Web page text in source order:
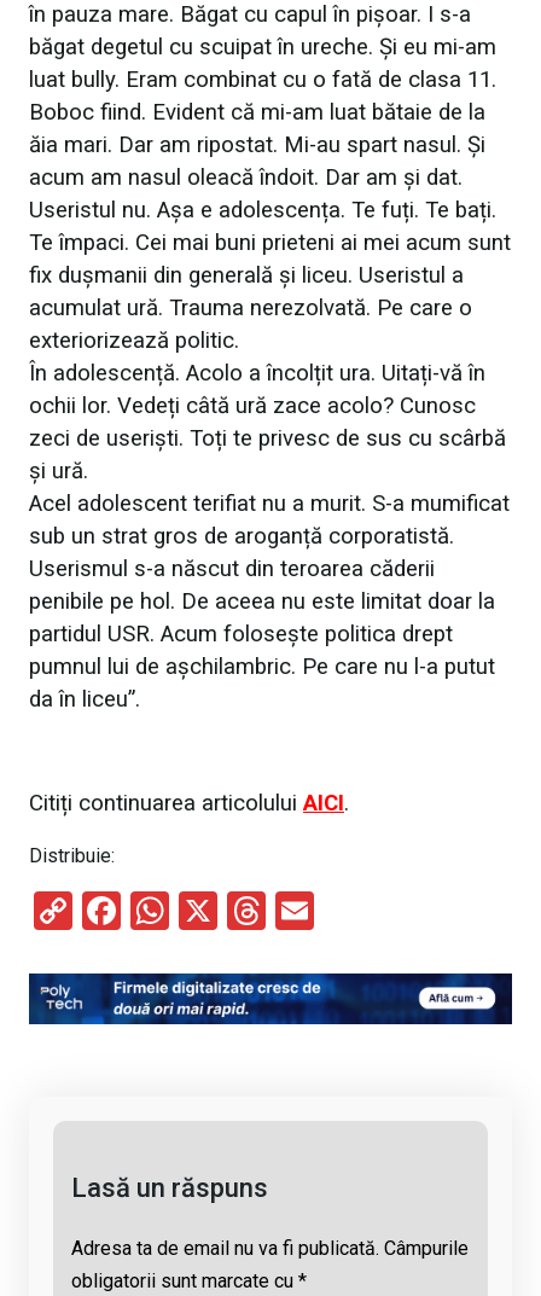
în pauza mare. Băgat cu capul în pișoar. I s-a
băgat degetul cu scuipat în ureche. Și eu mi-am
luat bully. Eram combinat cu o fată de clasa 11.
Boboc fiind. Evident că mi-am luat bătaie de la
ăia mari. Dar am ripostat. Mi-au spart nasul. Și
acum am nasul oleacă îndoit. Dar am și dat.
Useristul nu. Așa e adolescența. Te fuți. Te bați.
Te împaci. Cei mai buni prieteni ai mei acum sunt
fix dușmanii din generală și liceu. Useristul a
acumulat ură. Trauma nerezolvată. Pe care o
exteriorizează politic.
În adolescență. Acolo a încolțit ura. Uitați-vă în
ochii lor. Vedeți câtă ură zace acolo? Cunosc
zeci de useriști. Toți te privesc de sus cu scârbă
și ură.
Acel adolescent terifiat nu a murit. S-a mumificat
sub un strat gros de aroganță corporatistă.
Userismul s-a născut din teroarea căderii
penibile pe hol. De aceea nu este limitat doar la
partidul USR. Acum folosește politica drept
pumnul lui de așchilambric. Pe care nu l-a putut
da în liceu”.
Citiți continuarea articoluluiAICI.
Distribuie:
C
py
Li
F
ce
b
W
at
s
X
T
e
a
ail
Lasă un răspuns
Adresa ta de email nu va fi publicată. Câmpurile
obligatorii sunt marcate cu *